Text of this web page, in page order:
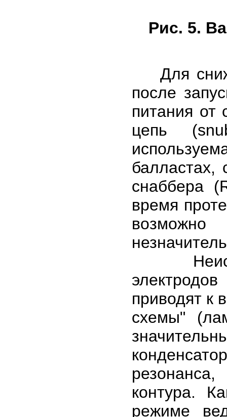
Рис. 5.
Для
после
питания
цепь
снаббера
время
возможно
приводят к
схемы"
контура.
режиме